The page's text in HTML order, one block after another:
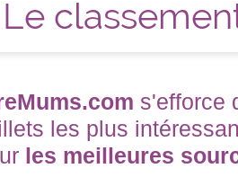
Le
s'efforce
les plus
les meilleures